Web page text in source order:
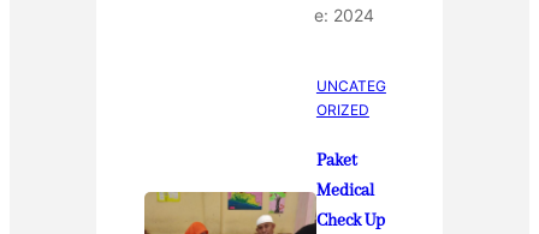
e: 2024
UNCATEG
ORIZED
Paket
Medical
Check Up